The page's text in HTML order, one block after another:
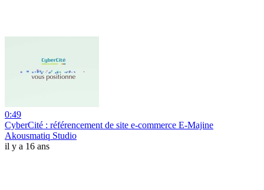
0:49
CyberCité : référencement de site e-commerce E-Majine
Akousmatiq Studio
il y a 16 ans